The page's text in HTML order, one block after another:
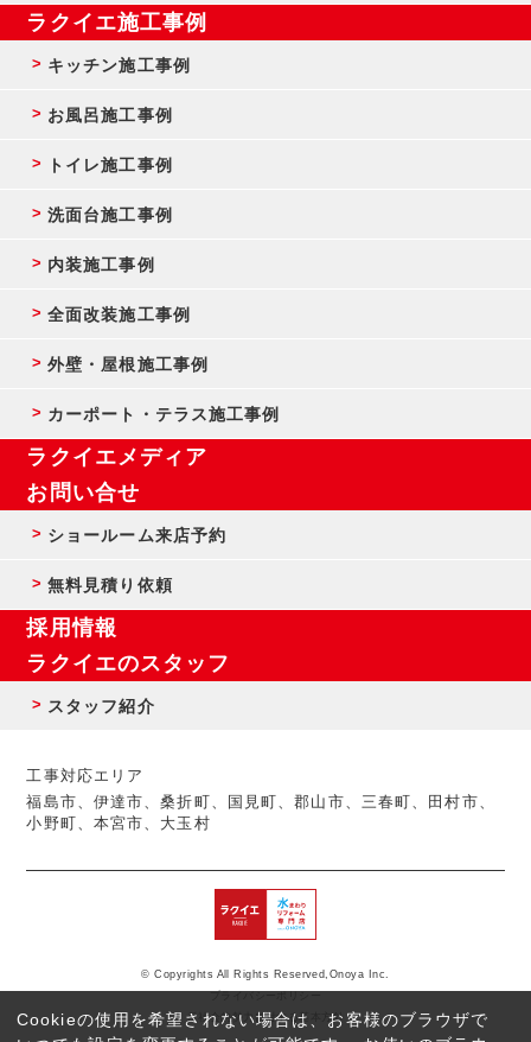
Cookieの使用を希望されない場合は、お客様のブラウザで
反社会的勢力に対する基本方針
© Copyrights All Rights Reserved,Onoya Inc.
ラクイエ施工事例
キッチン施工事例
お風呂施工事例
トイレ施工事例
洗面台施工事例
内装施工事例
全面改装施工事例
外壁・屋根施工事例
カーポート・テラス施工事例
ラクイエメディア
お問い合せ
ショールーム来店予約
無料見積り依頼
採用情報
ラクイエのスタッフ
スタッフ紹介
工事対応エリア
福島市、伊達市、桑折町、国見町、郡山市、三春町、田村市、
小野町、本宮市、大玉村